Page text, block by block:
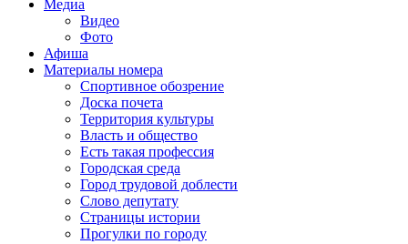
Медиа
Видео
Фото
Афиша
Материалы номера
Спортивное обозрение
Доска почета
Территория культуры
Власть и общество
Есть такая профессия
Городская среда
Город трудовой доблести
Слово депутату
Страницы истории
Прогулки по городу